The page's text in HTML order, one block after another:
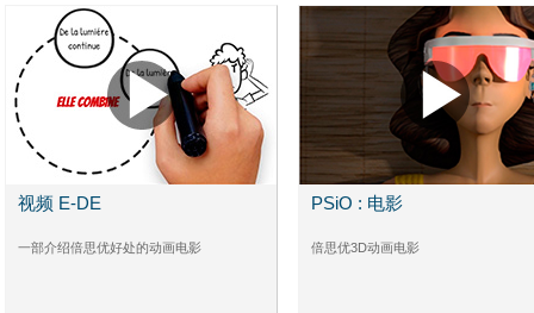
视频 E-DE
一部介绍倍思优好处的动画电影
PSiO : 电影
倍思优3D动画电影